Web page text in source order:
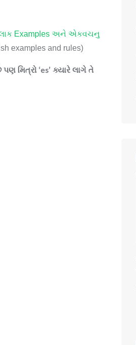
Examples અને એકવચનુ
examples and rules)
મિત્રો ‘es’ ક્યારે લાગે તે